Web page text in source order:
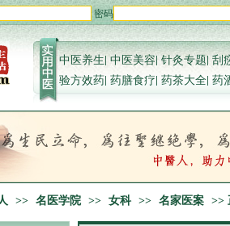
密码
中医养生|中医美容|针灸专题|刮
验方效药| 药膳食疗| 药茶大全| 药
>> 名医学院 >> 女科 >> 名家医案 >>